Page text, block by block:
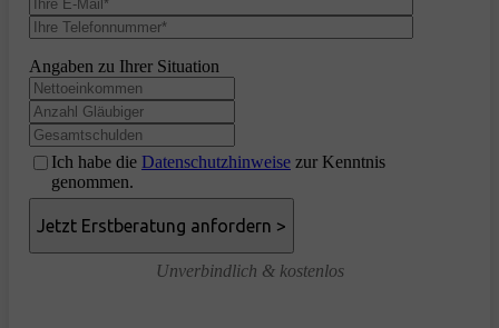
Angaben zu Ihrer Situation
Ich habe die Datenschutzhinweise zur Kenntnis
genommen.
Unverbindlich & kostenlos